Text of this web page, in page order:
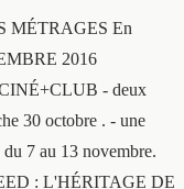
MÉTRAGES En
2016
- deux
30 octobre . - une
7 au 13 novembre.
: L'HÉRITAGE DE